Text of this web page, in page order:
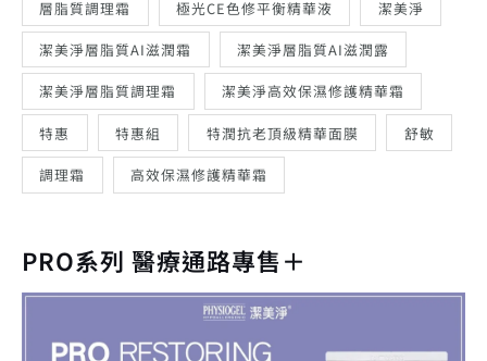
層脂質調理霜 極光CE色修平衡精華液 潔美淨
潔美淨層脂質AI滋潤霜 潔美淨層脂質AI滋潤露
潔美淨層脂質調理霜 潔美淨高效保濕修護精華霜
特惠 特惠組 特潤抗老頂級精華面膜 舒敏
調理霜 高效保濕修護精華霜
PRO系列 醫療通路專售＋